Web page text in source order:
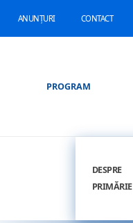
ANUNȚURI CONTACT
PROGRAM
DESPRE
PRIMĂRIE